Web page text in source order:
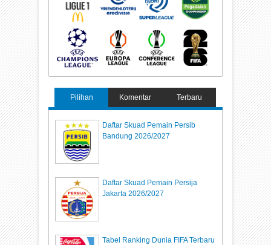
Pilihan Komentar Terbaru
Daftar Skuad Pemain Persib
Bandung 2026/2027
Daftar Skuad Pemain Persija
Jakarta 2026/2027
Tabel Ranking Dunia FIFA Terbaru